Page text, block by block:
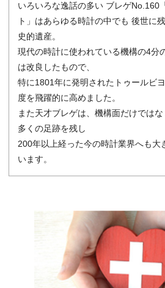
いろいろな逸話の多い ブレゲNo.160
ト」はあらゆる時計の中でも 後世に
史的遺産。
現代の時計に使われている機構の4分
は改良したもので、
特に1801年に発明されたトゥールビ
度を飛躍的に高めました。
また天才ブレゲは、機構面だけでは
多くの足跡を残し
200年以上経った今の時計業界へも大
います。